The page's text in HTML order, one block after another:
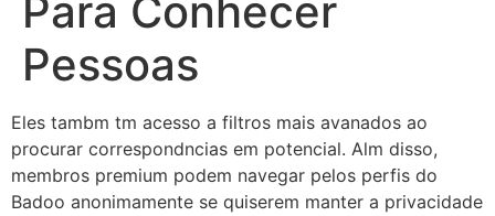
Para Conhecer
Pessoas
Eles tambm tm acesso a filtros mais avanados ao
procurar correspondncias em potencial. Alm disso,
membros premium podem navegar pelos perfis do
Badoo anonimamente se quiserem manter a privacidade